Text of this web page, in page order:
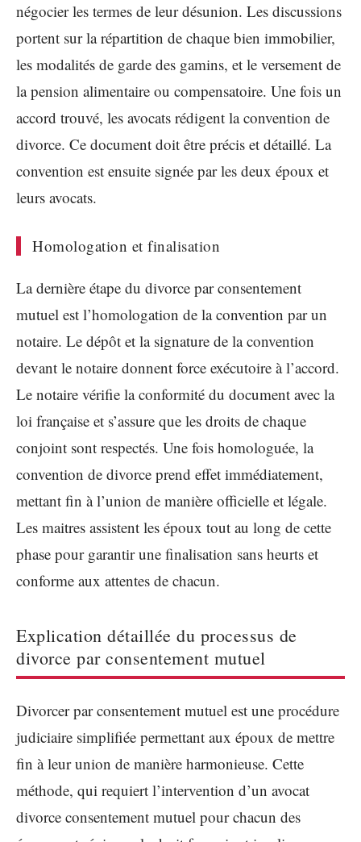
négocier les termes de leur désunion. Les discussions
portent sur la répartition de chaque bien immobilier,
les modalités de garde des gamins, et le versement de
la pension alimentaire ou compensatoire. Une fois un
accord trouvé, les avocats rédigent la convention de
divorce. Ce document doit être précis et détaillé. La
convention est ensuite signée par les deux époux et
leurs avocats.
Homologation et finalisation
La dernière étape du divorce par consentement
mutuel est l’homologation de la convention par un
notaire. Le dépôt et la signature de la convention
devant le notaire donnent force exécutoire à l’accord.
Le notaire vérifie la conformité du document avec la
loi française et s’assure que les droits de chaque
conjoint sont respectés. Une fois homologuée, la
convention de divorce prend effet immédiatement,
mettant fin à l’union de manière officielle et légale.
Les maitres assistent les époux tout au long de cette
phase pour garantir une finalisation sans heurts et
conforme aux attentes de chacun.
Explication détaillée du processus de
divorce par consentement mutuel
Divorcer par consentement mutuel est une procédure
judiciaire simplifiée permettant aux époux de mettre
fin à leur union de manière harmonieuse. Cette
méthode, qui requiert l’intervention d’un avocat
divorce consentement mutuel pour chacun des